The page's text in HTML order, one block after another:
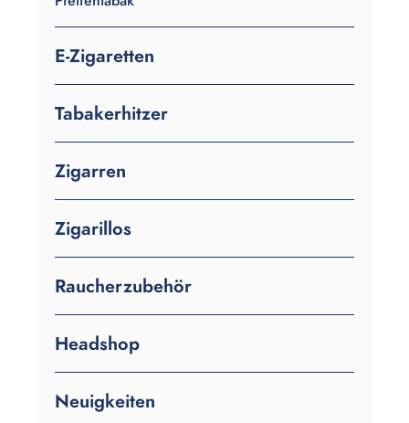
E-Zigaretten
Tabakerhitzer
Zigarren
Zigarillos
Raucherzubehör
Headshop
Neuigkeiten